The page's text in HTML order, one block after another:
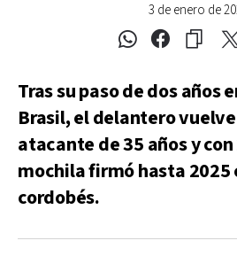
3 de enero de
Tras su paso de dos años
Brasil, el delantero
atacante de 35 años y
mochila firmó hasta 2025
cordobés.